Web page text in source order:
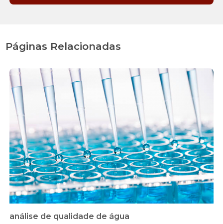
Páginas Relacionadas
análise de qualidade de água